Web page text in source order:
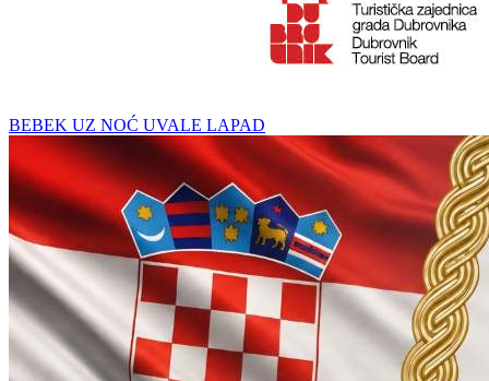
BEBEK UZ NOĆ UVALE LAPAD